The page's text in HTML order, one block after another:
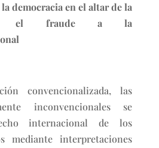
democracia en el altar de la
y el fraude a la
convencionalizada, las
inconvencionales se
internacional de los
mediante interpretaciones